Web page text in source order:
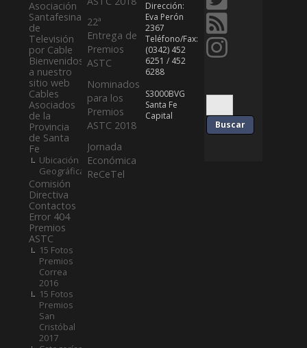
Asociación
Santafesina
de
Televisión
por Cable
Bienvenidos
a nuestro
sitio web
Cables
Asociados
de la
Provincia
de Santa
Fe
Ubicación
Geográfica
Comisión
Directiva
Contactos
Error 404
Premios
ASTC
15 Fotos
Premios
Correa
2016
15 Fotos
Premios
San
Cristóbal
2017
22ª
Entrega de
Premios
ASTC
Nominados
para los
Premios
ASTC 2018
Jornada
Económica
ReCeTel
Dirección:
Eva Perón
2367
Teléfono/Fax:
(0342) 452
6251 / 452
6288
S3000BVG
Santa Fe
Capital